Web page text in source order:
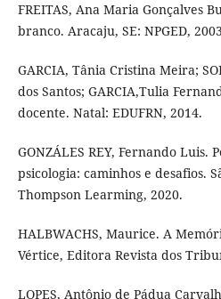
FREITAS, Ana Maria Gonçalves
branco. Aracaju, SE: NPGED,
GARCIA, Tânia Cristina Meira;
dos Santos; GARCIA,Tulia
docente. Natal: EDUFRN, 2014.
GONZÁLES REY, Fernando Luis.
psicologia: caminhos e desafios.
Thompson Learming, 2020.
HALBWACHS, Maurice. A
Vértice, Editora Revista dos
LOPES, Antônio de Pádua